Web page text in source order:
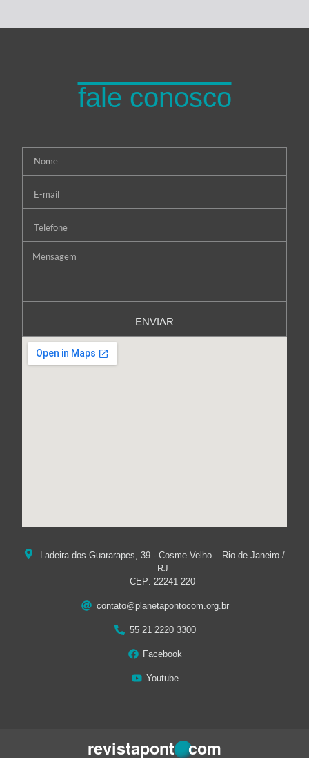
fale conosco
ENVIAR
Ladeira dos Guararapes, 39 - Cosme Velho – Rio de Janeiro /
RJ
CEP: 22241-220
contato@planetapontocom.org.br
55 21 2220 3300
Facebook
Youtube